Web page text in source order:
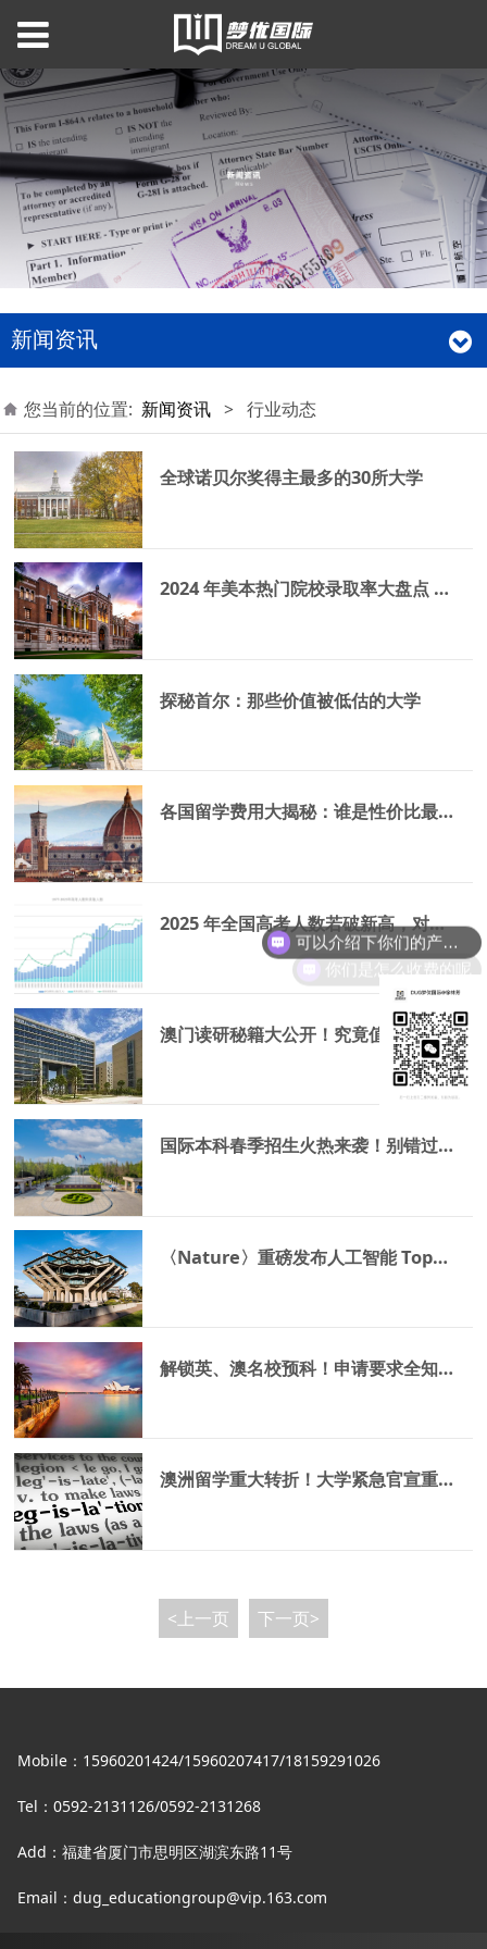
新闻资讯
您当前的位置: 新闻资讯 > 行业动态
全球诺贝尔奖得主最多的30所大学
2024 年美本热门院校录取率大盘点 —— 逐年走低的录取率，留学生何去何从？
探秘首尔：那些价值被低估的大学
各国留学费用大揭秘：谁是性价比最优之选？
2025 年全国高考人数若破新高，对考生意味着什么？
澳门读研秘籍大公开！究竟值不值，一看便知！
国际本科春季招生火热来袭！别错过这些优质项目
〈Nature〉重磅发布人工智能 Top100 大学榜单，美国高校于 AI 领域强势霸榜！
解锁英、澳名校预科！申请要求全知晓，留学之路抢先看
澳洲留学重大转折！大学紧急官宣重启 2025 年招生，留学生数量或迎爆发式增长
<上一页 下一页>
Mobile：15960201424/15960207417/18159291026
Tel：0592-2131126/0592-2131268
Add：福建省厦门市思明区湖滨东路11号
Email：dug_educationgroup@vip.163.com
你们是怎么收费的呢